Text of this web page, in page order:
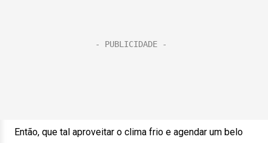
Então, que tal aproveitar o clima frio e agendar um belo